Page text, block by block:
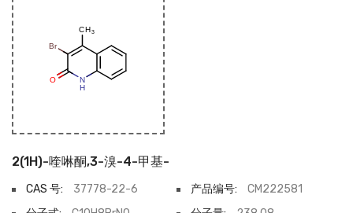
2(1H)-喹啉酮,3-溴-4-甲基-
CAS 号: 37778-22-6 产品编号:
CM222581